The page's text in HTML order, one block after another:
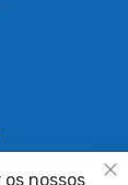
nossos